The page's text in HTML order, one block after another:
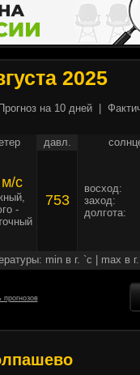
2025
Прогноз на 10 дней
давл.
м/c
-
753
восход:
заход:
долгота:
min в г. `c | max в
прогнозов